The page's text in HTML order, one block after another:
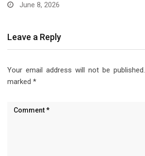
June 8, 2026
Leave a Reply
Your email address will not be published.
marked *